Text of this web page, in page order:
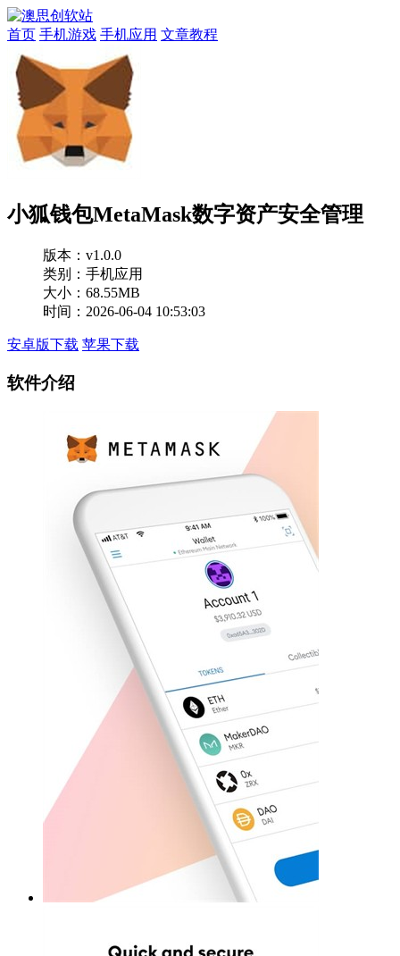
首页 手机游戏 手机应用 文章教程
小狐钱包MetaMask数字资产安全管理
版本： v1.0.0
类别：手机应用
大小：68.55MB
时间：2026-06-04 10:53:03
安卓版下载 苹果下载
软件介绍